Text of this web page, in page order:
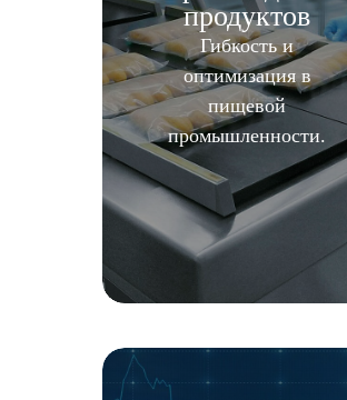
продуктов
Гибкость и
оптимизация в
пищевой
промышленности.